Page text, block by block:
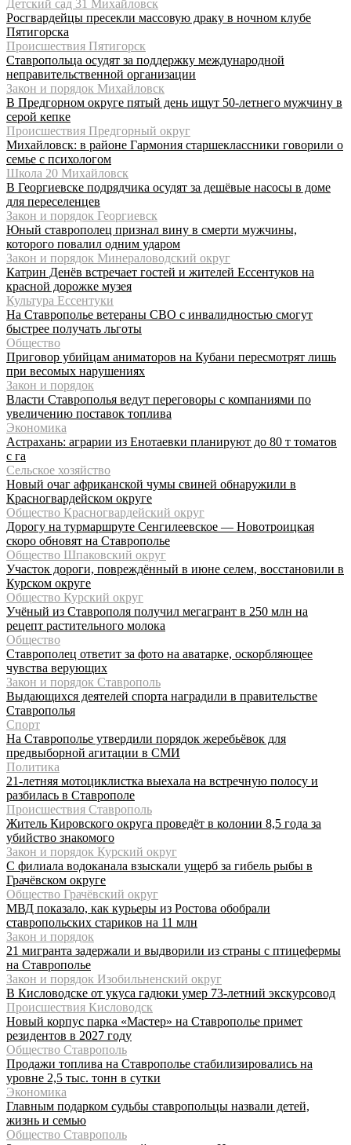
Детский сад 31 Михайловск
Росгвардейцы пресекли массовую драку в ночном клубе
Пятигорска
Происшествия Пятигорск
Ставропольца осудят за поддержку международной
неправительственной организации
Закон и порядок Михайловск
В Предгорном округе пятый день ищут 50-летнего мужчину в
серой кепке
Происшествия Предгорный округ
Михайловск: в районе Гармония старшеклассники говорили о
семье с психологом
Школа 20 Михайловск
В Георгиевске подрядчика осудят за дешёвые насосы в доме
для переселенцев
Закон и порядок Георгиевск
Юный ставрополец признал вину в смерти мужчины,
которого повалил одним ударом
Закон и порядок Минераловодский округ
Катрин Денёв встречает гостей и жителей Ессентуков на
красной дорожке музея
Культура Ессентуки
На Ставрополье ветераны СВО с инвалидностью смогут
быстрее получать льготы
Общество
Приговор убийцам аниматоров на Кубани пересмотрят лишь
при весомых нарушениях
Закон и порядок
Власти Ставрополья ведут переговоры с компаниями по
увеличению поставок топлива
Экономика
Астрахань: аграрии из Енотаевки планируют до 80 т томатов
с га
Сельское хозяйство
Новый очаг африканской чумы свиней обнаружили в
Красногвардейском округе
Общество Красногвардейский округ
Дорогу на турмаршруте Сенгилеевское — Новотроицкая
скоро обновят на Ставрополье
Общество Шпаковский округ
Участок дороги, повреждённый в июне селем, восстановили в
Курском округе
Общество Курский округ
Учёный из Ставрополя получил мегагрант в 250 млн на
рецепт растительного молока
Общество
Ставрополец ответит за фото на аватарке, оскорбляющее
чувства верующих
Закон и порядок Ставрополь
Выдающихся деятелей спорта наградили в правительстве
Ставрополья
Спорт
На Ставрополье утвердили порядок жеребьёвок для
предвыборной агитации в СМИ
Политика
21-летняя мотоциклистка выехала на встречную полосу и
разбилась в Ставрополе
Происшествия Ставрополь
Житель Кировского округа проведёт в колонии 8,5 года за
убийство знакомого
Закон и порядок Курский округ
С филиала водоканала взыскали ущерб за гибель рыбы в
Грачёвском округе
Общество Грачёвский округ
МВД показало, как курьеры из Ростова обобрали
ставропольских стариков на 11 млн
Закон и порядок
21 мигранта задержали и выдворили из страны с птицефермы
на Ставрополье
Закон и порядок Изобильненский округ
В Кисловодске от укуса гадюки умер 73-летний экскурсовод
Происшествия Кисловодск
Новый корпус парка «Мастер» на Ставрополье примет
резидентов в 2027 году
Общество Ставрополь
Продажи топлива на Ставрополье стабилизировались на
уровне 2,5 тыс. тонн в сутки
Экономика
Главным подарком судьбы ставропольцы назвали детей,
жизнь и семью
Общество Ставрополь